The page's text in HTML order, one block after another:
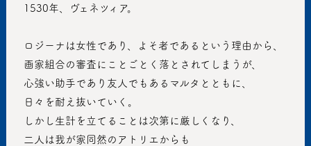
1530年、ヴェネツィア。
ロジーナは女性であり、よそ者であるという理由から、
画家組合の審査にことごとく落とされてしまうが、
心強い助手であり友人でもあるマルタとともに、
日々を耐え抜いていく。
しかし生計を立てることは次第に厳しくなり、
二人は我が家同然のアトリエからも